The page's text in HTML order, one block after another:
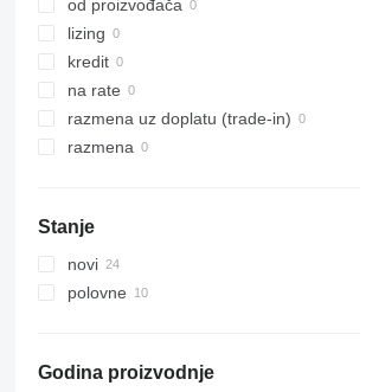
od proizvođača
lizing
kredit
na rate
razmena uz doplatu (trade-in)
razmena
Stanje
novi
polovne
Godina proizvodnje